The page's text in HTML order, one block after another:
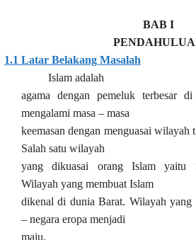
BAB I
1.1 Latar Belakang Masalah
Islam adalah
agama dengan pemeluk terbesar
mengalami masa – masa
keemasan dengan menguasai wilayah
Salah satu wilayah
yang dikuasai orang Islam yaitu
Wilayah yang membuat Islam
dikenal di dunia Barat. Wilayah yang
– negara eropa menjadi
maju.